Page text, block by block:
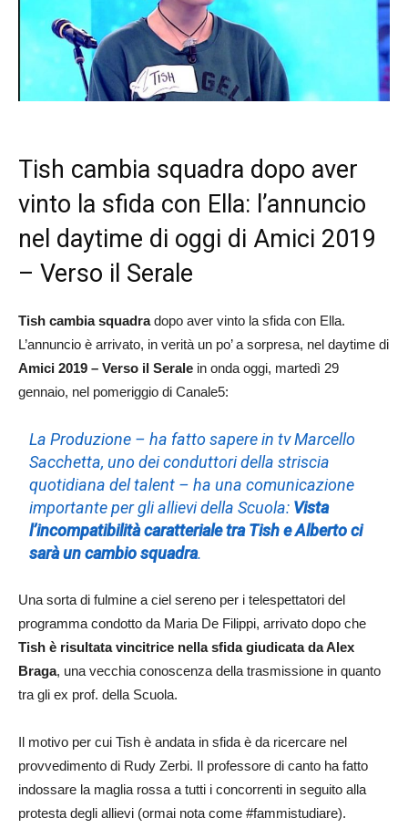
Tish cambia squadra dopo aver
vinto la sfida con Ella: l’annuncio
nel daytime di oggi di Amici 2019
– Verso il Serale
Tish cambia squadradopo aver vinto la sfida con Ella.
L’annuncio è arrivato, in verità un po’ a sorpresa, nel daytime di
Amici 2019 – Verso il Serale in onda oggi, martedì 29
gennaio, nel pomeriggio di Canale5:
La Produzione – ha fatto sapere in tv Marcello
Sacchetta, uno dei conduttori della striscia
quotidiana del talent – ha una comunicazione
importante per gli allievi della Scuola: Vista
l’incompatibilità caratteriale tra Tish e Alberto ci
sarà un cambio squadra.
Una sorta di fulmine a ciel sereno per i telespettatori del
programma condotto da Maria De Filippi, arrivato dopo che
Tish è risultata vincitrice nella sfida giudicata da Alex
Braga, una vecchia conoscenza della trasmissione in quanto
tra gli ex prof. della Scuola.
Il motivo per cui Tish è andata in sfida è da ricercare nel
provvedimento di Rudy Zerbi. Il professore di canto ha fatto
indossare la maglia rossa a tutti i concorrenti in seguito alla
protesta degli allievi (ormai nota come #fammistudiare).